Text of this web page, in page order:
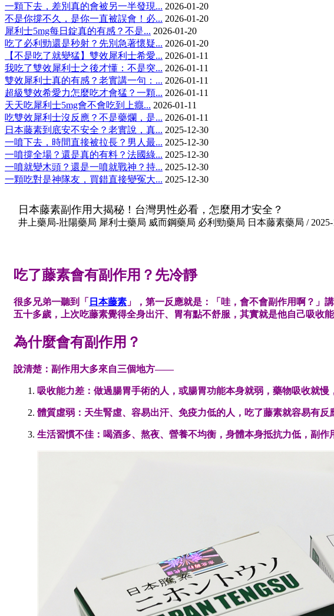
一顆下去，差別真的會被另一半發現... 2026-01-20
不是你撐不久，是你一直被誤會！必... 2026-01-20
犀利士5mg每日錠真的有感？不是... 2026-01-20
吃了必利勁還是秒射？先別急著懷疑... 2026-01-20
【不是吃了就變猛】雙效犀利士希愛... 2026-01-11
我吃了雙效犀利士之後才懂：不是突... 2026-01-11
雙效犀利士真的有感？老實講一句：... 2026-01-11
超級雙效希愛力怎麼吃才會猛？一顆... 2026-01-11
天天吃犀利士5mg會不會吃到上癮... 2026-01-11
吃雙效犀利士沒反應？不是藥爛，是... 2026-01-11
日本藤素到底安不安全？老實說，真... 2025-12-30
一噴下去，時間直接被拉長？男人最... 2025-12-30
一噴撐全場？還是真的有料？法國綠... 2025-12-30
一噴就變木頭？還是一噴就戰神？持... 2025-12-30
一顆吃對是神隊友，買錯直接變冤大... 2025-12-30
日本藤素副作用大揭秘！台灣男性必看，怎麼用才安全？
井上藥局-壯陽藥局 犀利士藥局 威而鋼藥局 必利勁藥局 日本藤素藥局 / 2025-
吃了藤素會有副作用？先冷靜
很多兄弟一聽到「 日本藤素 」，第一反應就是：「哇，會不會副作用啊？」
五十多歲，上次吃藤素覺得全身出汗、胃有點不舒服，其實就是他自己吸收
為什麼會有副作用？
說清楚：副作用大多來自三個地方——
吸收能力差 ：做過腸胃手術的人，或腸胃功能本身就弱，藥物吸收就慢
體質虛弱 ：天生腎虛、容易出汗、免疫力低的人，吃了藤素就容易有反
生活習慣不佳 ：喝酒多、熬夜、營養不均衡，身體本身抵抗力低，副作